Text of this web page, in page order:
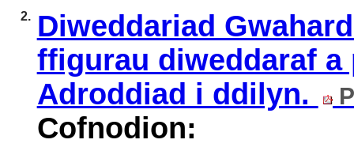
2.
Diweddariad
ffigurau diweddaraf
Adroddiad i ddilyn.
Cofnodion: